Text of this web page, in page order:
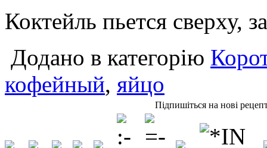
Коктейль пьется сверху,
Додано в категорію
кофейный, яйцо
Підпишіться на нові